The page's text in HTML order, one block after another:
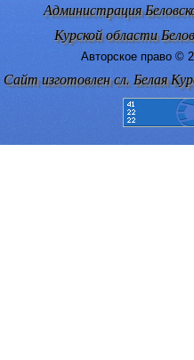
Администрация
Курской области
Авторское право ©
Сайт изготовлен сл. Белая